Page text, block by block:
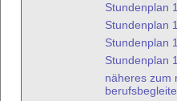
Stundenplan
Stundenplan
Stundenplan
Stundenplan
näheres zum